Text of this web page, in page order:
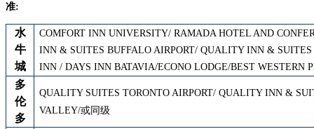
准:
水
牛
城
COMFORT INN UNIVERSITY/ RAMADA HOTEL AND
INN & SUITES BUFFALO AIRPORT/ QUALITY INN & SUITES
INN / DAYS INN BATAVIA/ECONO LODGE/BEST WESTERN
多
伦
多
QUALITY SUITES TORONTO AIRPORT/ QUALITY INN &
VALLEY/或同级